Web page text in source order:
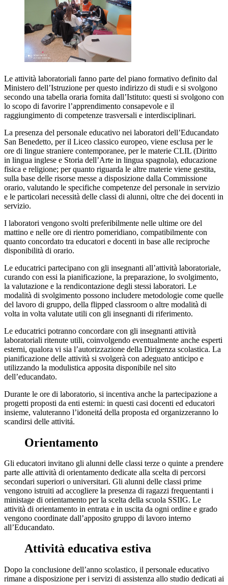
Le attività laboratoriali fanno parte del piano formativo definito dal
Ministero dell’Istruzione per questo indirizzo di studi e si svolgono
secondo una tabella oraria fornita dall’Istituto: questi si svolgono con
lo scopo di favorire l’apprendimento consapevole e il
raggiungimento di competenze trasversali e interdisciplinari.
La presenza del personale educativo nei laboratori dell’Educandato
San Benedetto, per il Liceo classico europeo, viene esclusa per le
ore di lingue straniere contemporanee, per le materie CLIL (Diritto
in lingua inglese e Storia dell’Arte in lingua spagnola), educazione
fisica e religione; per quanto riguarda le altre materie viene gestita,
sulla base delle risorse messe a disposizione dalla Commissione
orario, valutando le specifiche competenze del personale in servizio
e le particolari necessità delle classi di alunni, oltre che dei docenti in
servizio.
I laboratori vengono svolti preferibilmente nelle ultime ore del
mattino e nelle ore di rientro pomeridiano, compatibilmente con
quanto concordato tra educatori e docenti in base alle reciproche
disponibilità di orario.
Le educatrici partecipano con gli insegnanti all’attività laboratoriale,
curando con essi la pianificazione, la preparazione, lo svolgimento,
la valutazione e la rendicontazione degli stessi laboratori. Le
modalità di svolgimento possono includere metodologie come quelle
del lavoro di gruppo, della flipped classroom o altre modalità di
volta in volta valutate utili con gli insegnanti di riferimento.
Le educatrici potranno concordare con gli insegnanti attività
laboratoriali ritenute utili, coinvolgendo eventualmente anche esperti
esterni, qualora vi sia l’autorizzazione della Dirigenza scolastica. La
pianificazione delle attività si svolgerà con adeguato anticipo e
utilizzando la modulistica apposita disponibile nel sito
dell’educandato.
Durante le ore di laboratorio, si incentiva anche la partecipazione a
progetti proposti da enti esterni: in questi casi docenti ed educatori
insieme, valuteranno l’idoneitá della proposta ed organizzeranno lo
scandirsi delle attivitá.
Orientamento
Gli educatori invitano gli alunni delle classi terze o quinte a prendere
parte alle attività di orientamento dedicate alla scelta di percorsi
secondari superiori o universitari. Gli alunni delle classi prime
vengono istruiti ad accogliere la presenza di ragazzi frequentanti i
ministage di orientamento per la scelta della scuola SSIIG. Le
attività di orientamento in entrata e in uscita da ogni ordine e grado
vengono coordinate dall’apposito gruppo di lavoro interno
all’Educandato.
Attività educativa estiva
Dopo la conclusione dell’anno scolastico, il personale educativo
rimane a disposizione per i servizi di assistenza allo studio dedicati ai